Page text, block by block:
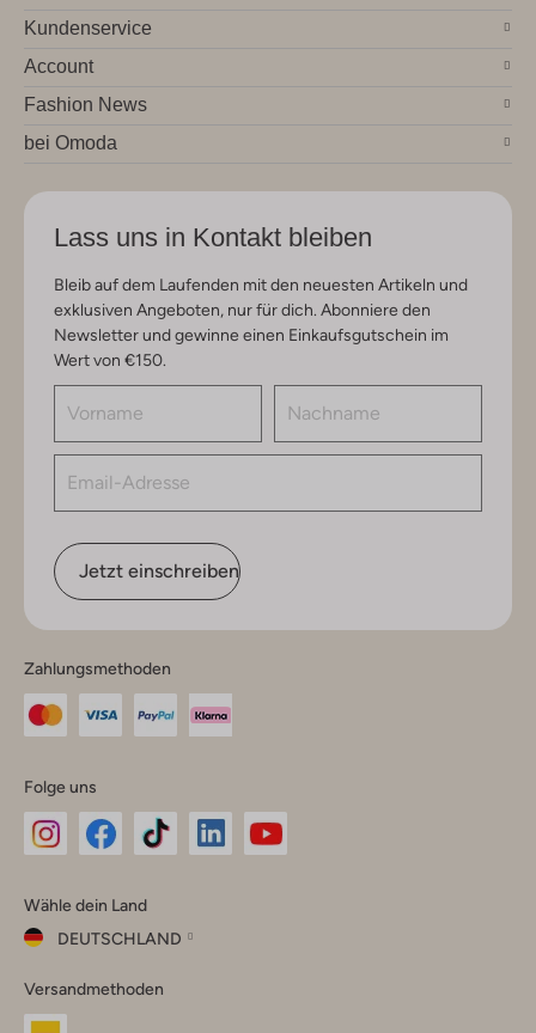
Kundenservice
Account
Fashion News
bei Omoda
Lass uns in Kontakt bleiben
Bleib auf dem Laufenden mit den neuesten Artikeln und
exklusiven Angeboten, nur für dich. Abonniere den
Newsletter und gewinne einen Einkaufsgutschein im
Wert von €150.
Jetzt einschreiben
Zahlungsmethoden
Folge uns
Instagram
Facebook
TikTok
Wähle dein Land
DEUTSCHLAND
dein
Land
Versandmethoden